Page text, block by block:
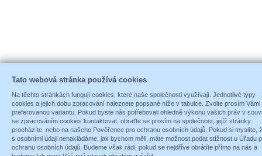
Tato webová stránka používá cookies
Na těchto stránkách fungují cookies, které naše společnosti využívají. Jednotlivé typy
cookies a jejich dobu zpracování naleznete popsané níže v tabulce. Zvolte prosím Vámi
preferovanou variantu. Pokud byste nás potřebovali ohledně výkonu vašich práv v
se zpracováním cookies kontaktovat, obraťte se prosím na společnost, jejíž stránky
procházíte, nebo na našeho Pověřence pro ochranu osobních údajů. Pokud si myslíte,
s osobními údaji nenakládáme, jak bychom měli, máte možnost podat stížnost u Úřadu
ochranu osobních údajů. Budeme však rádi, pokud se nejdříve obrátíte přímo na nás a